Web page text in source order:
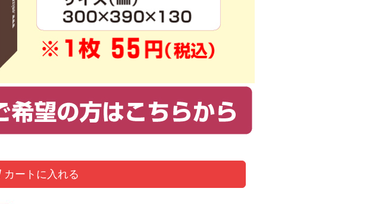
カートに入れる